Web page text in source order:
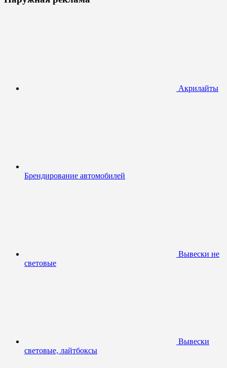
Акрилайты
Брендирование автомобилей
Вывески не
световые
Вывески
световые, лайтбоксы